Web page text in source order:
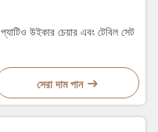
প্যাটিও উইকার চেয়ার এবং টেবিল সেট
সেরা দাম পান